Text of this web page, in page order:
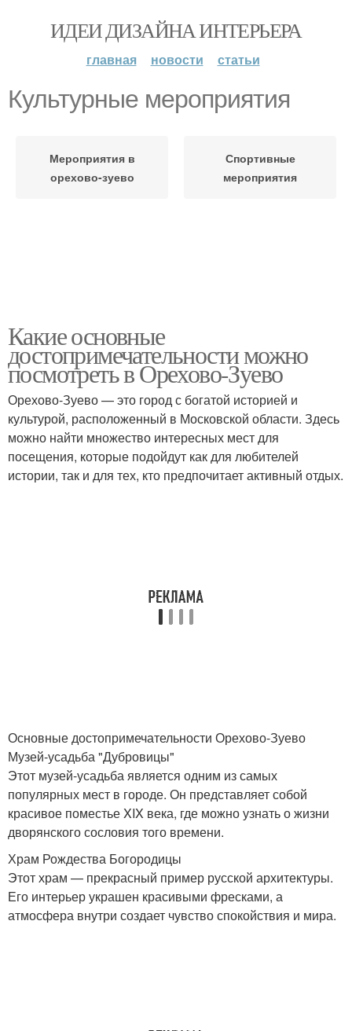
ИДЕИ ДИЗАЙНА ИНТЕРЬЕРА
главная новости статьи
Культурные мероприятия
Мероприятия в
орехово-зуево
Спортивные
мероприятия
Какие основные
достопримечательности можно
посмотреть в Орехово-Зуево
Орехово-Зуево — это город с богатой историей и
культурой, расположенный в Московской области. Здесь
можно найти множество интересных мест для
посещения, которые подойдут как для любителей
истории, так и для тех, кто предпочитает активный отдых.
Основные достопримечательности Орехово-Зуево
Музей-усадьба "Дубровицы"
Этот музей-усадьба является одним из самых
популярных мест в городе. Он представляет собой
красивое поместье XIX века, где можно узнать о жизни
дворянского сословия того времени.
Храм Рождества Богородицы
Этот храм — прекрасный пример русской архитектуры.
Его интерьер украшен красивыми фресками, а
атмосфера внутри создает чувство спокойствия и мира.